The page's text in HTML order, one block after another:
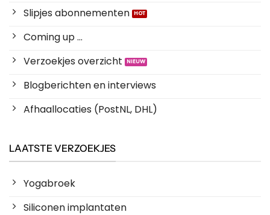
Slipjes abonnementen
Coming up ...
Verzoekjes overzicht
Blogberichten en interviews
Afhaallocaties (PostNL, DHL)
LAATSTE VERZOEKJES
Yogabroek
Siliconen implantaten